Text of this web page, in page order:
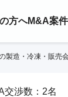
方へM&A案
製造・冷凍・販売
交渉数：2名